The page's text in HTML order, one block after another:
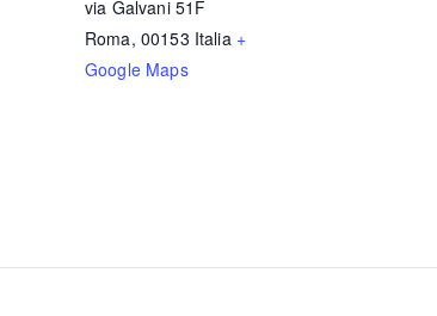
via Galvani 51F
Roma, 00153 Italia +
Google Maps